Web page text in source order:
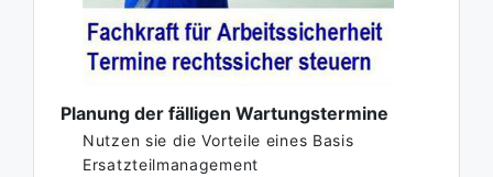
Planung der fälligen Wartungstermine
Nutzen sie die Vorteile eines Basis
Ersatzteilmanagement